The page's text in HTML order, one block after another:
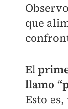
que
El
llamo
Esto